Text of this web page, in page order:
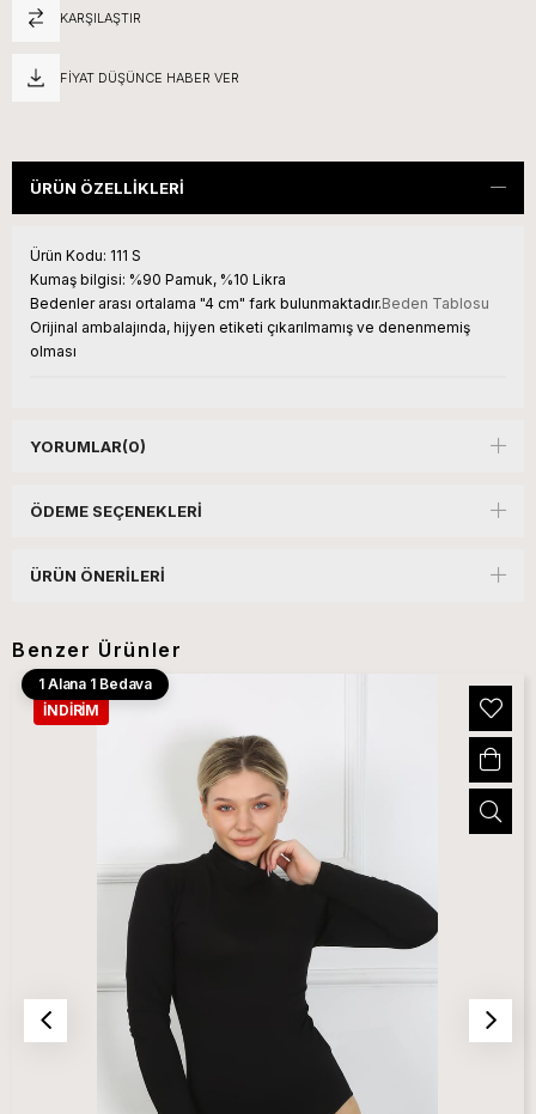
KARŞILAŞTIR
FIYAT DÜŞÜNCE HABER VER
ÜRÜN ÖZELLIKLERI
Ürün Kodu: 111 S
Kumaş bilgisi: %90 Pamuk, %10 Likra
Bedenler arası ortalama "4 cm" fark bulunmaktadır.Beden Tablosu
Orijinal ambalajında, hijyen etiketi çıkarılmamış ve denenmemiş
olması
YORUMLAR(0)
ÖDEME SEÇENEKLERI
ÜRÜN ÖNERILERI
Benzer Ürünler
1 Alana 1 Bedava
İNDIRIM